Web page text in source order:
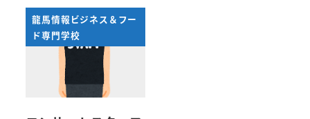
龍馬情報ビジネス＆フー
ド専門学校